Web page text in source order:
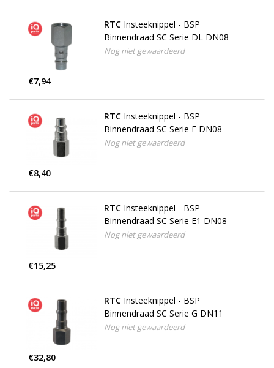
RTC Insteeknippel - BSP
Binnendraad SC Serie DL DN08
Nog niet gewaardeerd
€7,94
RTC Insteeknippel - BSP
Binnendraad SC Serie E DN08
Nog niet gewaardeerd
€8,40
RTC Insteeknippel - BSP
Binnendraad SC Serie E1 DN08
Nog niet gewaardeerd
€15,25
RTC Insteeknippel - BSP
Binnendraad SC Serie G DN11
Nog niet gewaardeerd
€32,80